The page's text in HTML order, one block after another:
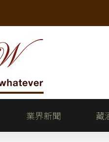
業界新聞 藏